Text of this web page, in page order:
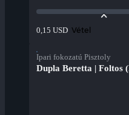
0,15 USD Vétel
Ipari fokozatú Pisztoly
Dupla Beretta | Foltos